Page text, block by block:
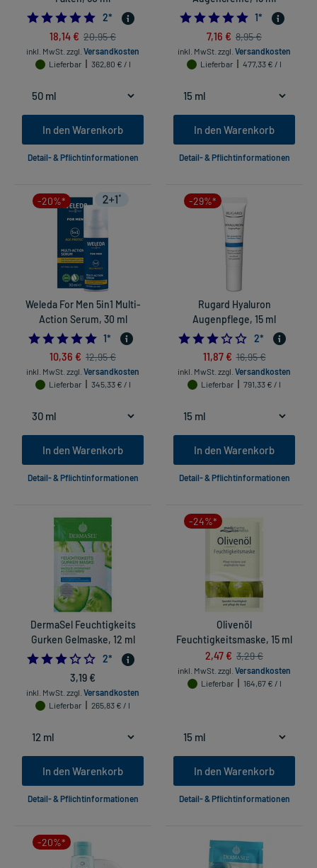
5.0
2*
18,14 € 20,95 €
inkl. MwSt. zzgl. Versandkosten
Lieferbar
362,80 € / l
In den Warenkorb
Detail- & Pflichtinformationen
5.0
1*
7,16 € 8,95 €
inkl. MwSt. zzgl. Versandkosten
Lieferbar
477,33 € / l
In den Warenkorb
Detail- & Pflichtinformationen
-20%*
Weleda For Men 5in1 Multi-
Action Serum, 30 ml
5.0
1*
10,36 € 12,95 €
inkl. MwSt. zzgl. Versandkosten
Lieferbar
345,33 € / l
In den Warenkorb
Detail- & Pflichtinformationen
-29%*
Rugard Hyaluron
Augenpflege, 15 ml
3.0
2*
11,87 € 16,95 €
inkl. MwSt. zzgl. Versandkosten
Lieferbar
791,33 € / l
In den Warenkorb
Detail- & Pflichtinformationen
DermaSel Feuchtigkeits
Gurken Gelmaske, 12 ml
3.0
2*
3,19 €
inkl. MwSt. zzgl. Versandkosten
Lieferbar
265,83 € / l
In den Warenkorb
Detail- & Pflichtinformationen
-24%*
Olivenöl
Feuchtigkeitsmaske, 15 ml
2,47 € 3,29 €
inkl. MwSt. zzgl. Versandkosten
Lieferbar
164,67 € / l
In den Warenkorb
Detail- & Pflichtinformationen
-20%*